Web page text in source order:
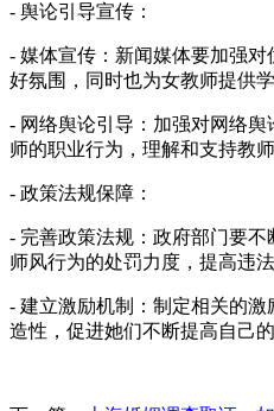
- 舆论引导宣传：
- 媒体宣传：新闻媒体要加强
好氛围，同时也为女教师提供
- 网络舆论引导：加强对网络
师的职业行为，理解和支持教师
- 政策法规保障：
- 完善政策法规：政府部门要
师风行为的处罚力度，提高违法
- 建立激励机制：制定相关的
造性，促进她们不断提高自己